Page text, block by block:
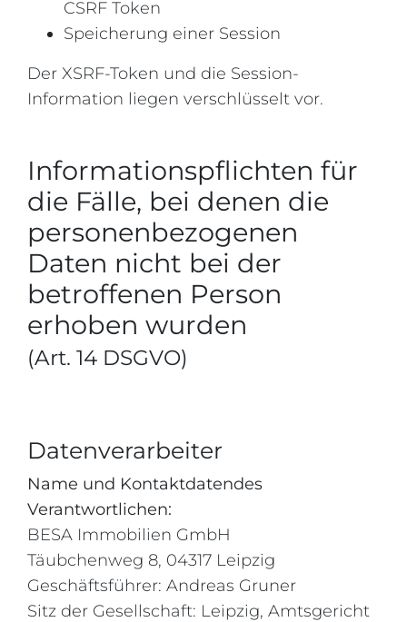
CSRF Token
Speicherung einer Session
Der XSRF-Token und die Session-
Information liegen verschlüsselt vor.
Informationspflichten für
die Fälle, bei denen die
personenbezogenen
Daten nicht bei der
betroffenen Person
erhoben wurden
(Art. 14 DSGVO)
Datenverarbeiter
Name und Kontaktdatendes
Verantwortlichen:
BESA Immobilien GmbH
Täubchenweg 8, 04317 Leipzig
Geschäftsführer: Andreas Gruner
Sitz der Gesellschaft: Leipzig, Amtsgericht